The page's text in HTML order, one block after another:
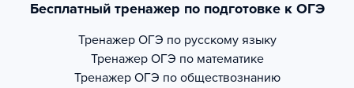
Бесплатный тренажер по подготовке к ОГЭ
Тренажер ОГЭ по русскому языку
Тренажер ОГЭ по математике
Тренажер ОГЭ по обществознанию